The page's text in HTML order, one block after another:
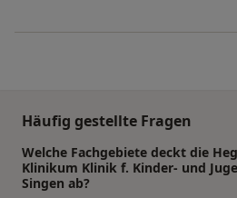
Häufig gestellte Fragen
Welche Fachgebiete deckt die
Klinikum Klinik f. Kinder- und
Singen ab?